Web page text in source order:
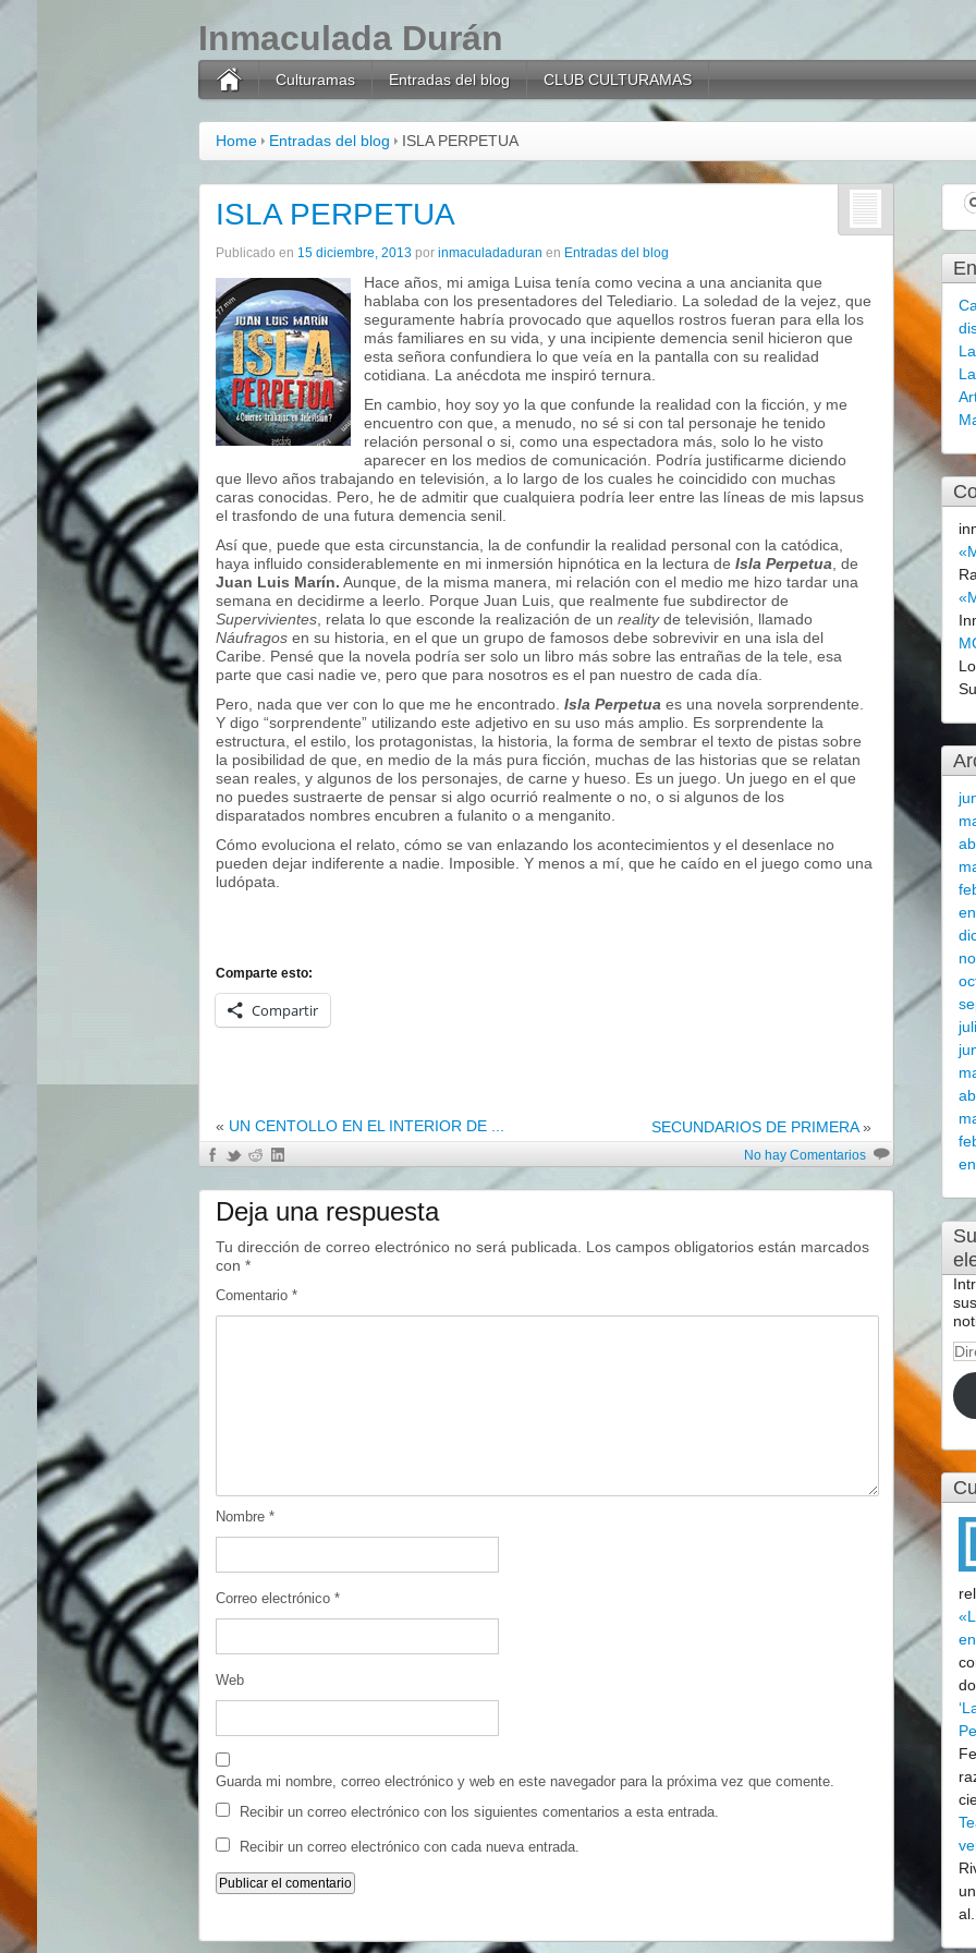
Inmaculada Durán
Culturamas Entradas del blog CLUB CULTURAMAS
Home Entradas del blog ISLA PERPETUA
ISLA PERPETUA
Publicado en 15 diciembre, 2013 por inmaculadaduran en Entradas del blog
Hace años, mi amiga Luisa tenía como vecina a una ancianita que
hablaba con los presentadores del Telediario. La soledad de la vejez, que
seguramente habría provocado que aquellos rostros fueran para ella los
más familiares en su vida, y una incipiente demencia senil hicieron que
esta señora confundiera lo que veía en la pantalla con su realidad
cotidiana. La anécdota me inspiró ternura.
En cambio, hoy soy yo la que confunde la realidad con la ficción, y me
encuentro con que, a menudo, no sé si con tal personaje he tenido
relación personal o si, como una espectadora más, solo lo he visto
aparecer en los medios de comunicación. Podría justificarme diciendo
que llevo años trabajando en televisión, a lo largo de los cuales he coincidido con muchas
caras conocidas. Pero, he de admitir que cualquiera podría leer entre las líneas de mis lapsus
el trasfondo de una futura demencia senil.
Así que, puede que esta circunstancia, la de confundir la realidad personal con la catódica,
haya influido considerablemente en mi inmersión hipnótica en la lectura de Isla Perpetua , de
Juan Luis Marín. Aunque, de la misma manera, mi relación con el medio me hizo tardar una
semana en decidirme a leerlo. Porque Juan Luis, que realmente fue subdirector de
Supervivientes , relata lo que esconde la realización de un realityde televisión, llamado
Náufragos en su historia, en el que un grupo de famosos debe sobrevivir en una isla del
Caribe. Pensé que la novela podría ser solo un libro más sobre las entrañas de la tele, esa
parte que casi nadie ve, pero que para nosotros es el pan nuestro de cada día.
Pero, nada que ver con lo que me he encontrado. Isla Perpetua es una novela sorprendente.
Y digo “sorprendente” utilizando este adjetivo en su uso más amplio. Es sorprendente la
estructura, el estilo, los protagonistas, la historia, la forma de sembrar el texto de pistas sobre
la posibilidad de que, en medio de la más pura ficción, muchas de las historias que se relatan
sean reales, y algunos de los personajes, de carne y hueso. Es un juego. Un juego en el que
no puedes sustraerte de pensar si algo ocurrió realmente o no, o si algunos de los
disparatados nombres encubren a fulanito o a menganito.
Cómo evoluciona el relato, cómo se van enlazando los acontecimientos y el desenlace no
pueden dejar indiferente a nadie. Imposible. Y menos a mí, que he caído en el juego como una
ludópata.
Comparte esto:
Compartir
« UN CENTOLLO EN EL INTERIOR DE ... SECUNDARIOS DE PRIMERA»
No hay Comentarios
Deja una respuesta
Tu dirección de correo electrónico no será publicada.
Los campos obligatorios están marcados
con *
Comentario *
Nombre *
Correo electrónico *
Web
Guarda mi nombre, correo electrónico y web en este navegador para la próxima vez que comente.
Recibir un correo electrónico con los siguientes comentarios a esta entrada.
Recibir un correo electrónico con cada nueva entrada.
de
al...